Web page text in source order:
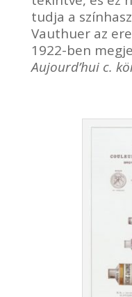
tudja a
Vauthuer az
1922-ben
Aujourd’hui c.